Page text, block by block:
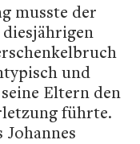
musste der
und
Eltern den
führte.